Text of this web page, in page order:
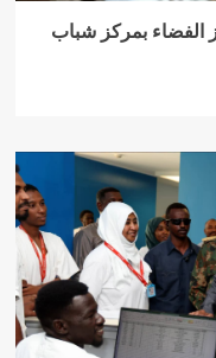
الفضاء بمركز شباب